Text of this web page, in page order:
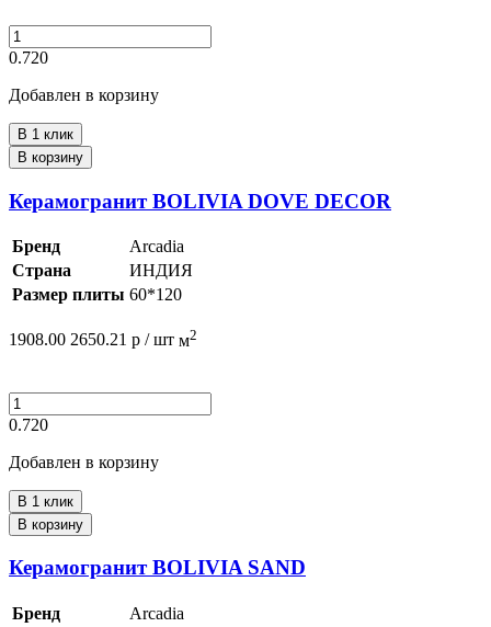
0.720
Добавлен в корзину
В 1 клик
В корзину
Керамогранит BOLIVIA DOVE DECOR
Бренд
Arcadia
Страна
ИНДИЯ
Размер плиты 60*120
1908.00 2650.21 р / шт м2
0.720
Добавлен в корзину
В 1 клик
В корзину
Керамогранит BOLIVIA SAND
Бренд
Arcadia